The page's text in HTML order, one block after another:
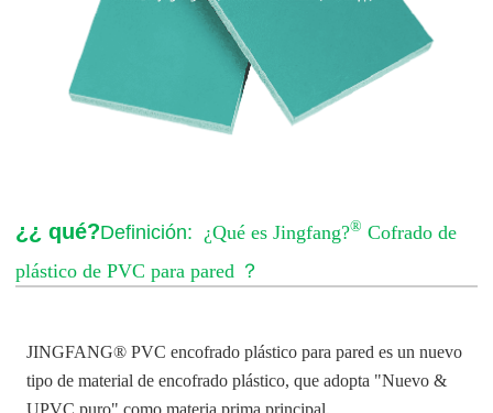
¿¿ qué?Definición: ¿Qué es Jingfang?® Cofrado de
plástico de PVC para pared ？
JINGFANG® PVC encofrado plástico para pared es un nuevo
tipo de material de encofrado plástico, que adopta "Nuevo &
UPVC puro" como materia prima principal.